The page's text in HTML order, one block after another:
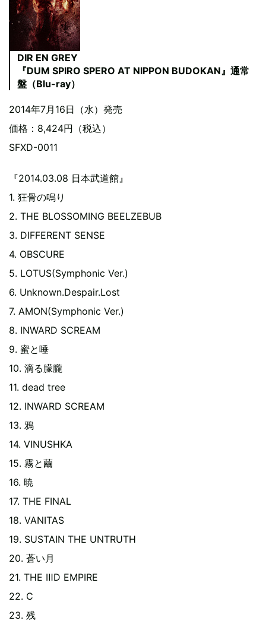
DIR EN GREY
『DUM SPIRO SPERO AT NIPPON BUDOKAN』通常
盤（Blu-ray）
2014年7月16日（水）発売
価格：8,424円（税込）
SFXD-0011
『2014.03.08 日本武道館』
1. 狂骨の鳴り
2. THE BLOSSOMING BEELZEBUB
3. DIFFERENT SENSE
4. OBSCURE
5. LOTUS(Symphonic Ver.)
6. Unknown.Despair.Lost
7. AMON(Symphonic Ver.)
8. INWARD SCREAM
9. 蜜と唾
10. 滴る朦朧
11. dead tree
12. INWARD SCREAM
13. 鴉
14. VINUSHKA
15. 霧と繭
16. 暁
17. THE FINAL
18. VANITAS
19. SUSTAIN THE UNTRUTH
20. 蒼い月
21. THE ⅢD EMPIRE
22. C
23. 残